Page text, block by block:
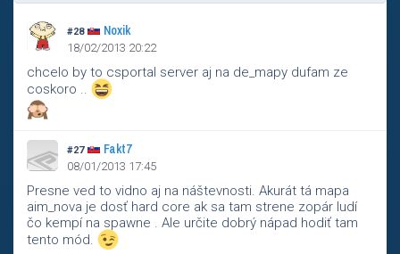
#28 Noxik
18/02/2013 20:22
chcelo by to csportal server aj na de_mapy dufam ze
coskoro ..
#27 Fakt7
08/01/2013 17:45
Presne ved to vidno aj na náštevnosti. Akurát tá mapa
aim_nova je dosť hard core ak sa tam strene zopár ludí
čo kempí na spawne . Ale určite dobrý nápad hodiť tam
tento mód.